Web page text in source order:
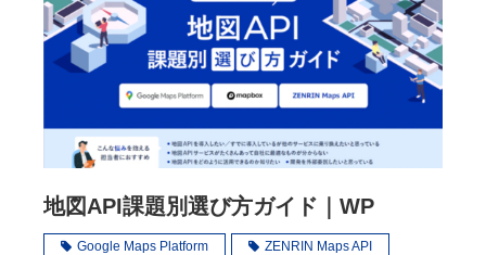
イベント
よくあるご質問
地図API課題別選び方ガイド｜WP
Google Maps Platform ZENRIN Maps API